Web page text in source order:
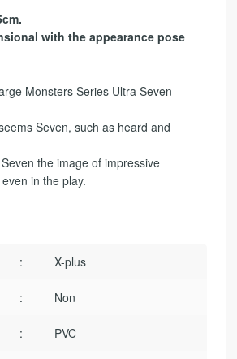
with the appearance pose
Monsters Series Ultra Seven
Seven, such as heard and
the image of impressive
in the play.
: X-plus
: Non
: PVC